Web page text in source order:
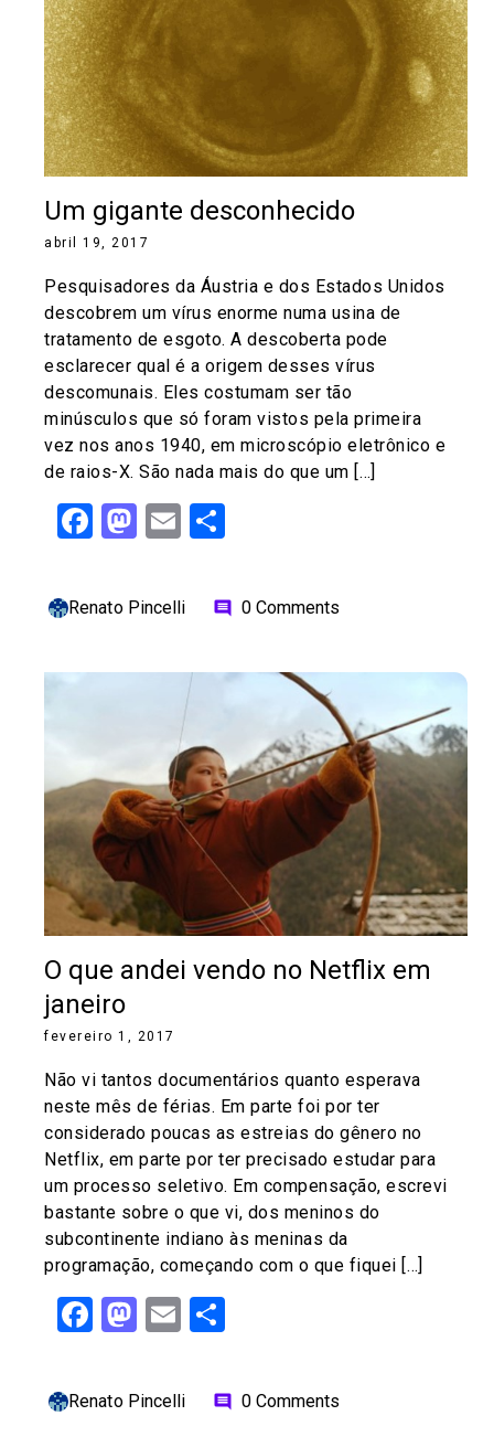
Um gigante desconhecido
abril 19, 2017
Pesquisadores da Áustria e dos Estados Unidos
descobrem um vírus enorme numa usina de
tratamento de esgoto. A descoberta pode
esclarecer qual é a origem desses vírus
descomunais. Eles costumam ser tão
minúsculos que só foram vistos pela primeira
vez nos anos 1940, em microscópio eletrônico e
de raios-X. São nada mais do que um […]
Facebook
Mastodon
Email
Renato Pincelli comment 0 Comments
O que andei vendo no Netflix em
janeiro
fevereiro 1, 2017
Não vi tantos documentários quanto esperava
neste mês de férias. Em parte foi por ter
considerado poucas as estreias do gênero no
Netflix, em parte por ter precisado estudar para
um processo seletivo. Em compensação, escrevi
bastante sobre o que vi, dos meninos do
subcontinente indiano às meninas da
programação, começando com o que fiquei […]
Facebook
Mastodon
Email
Renato Pincelli comment 0 Comments